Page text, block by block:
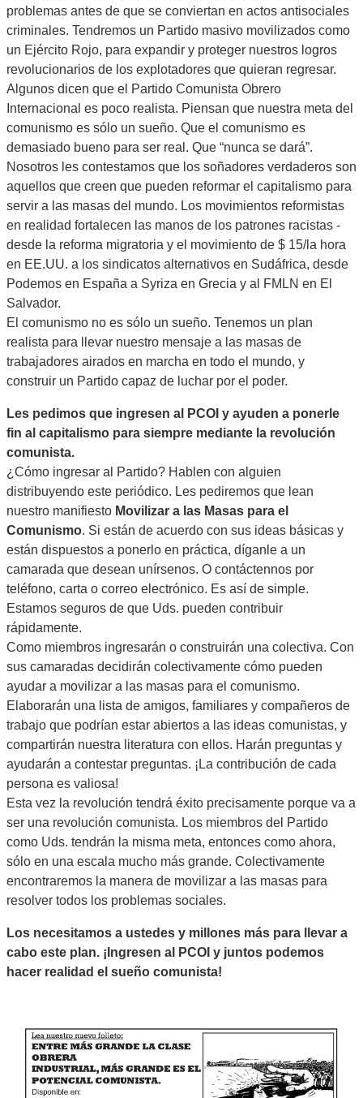
problemas antes de que se conviertan en actos antisociales
criminales. Tendremos un Partido masivo movilizados como
un Ejército Rojo, para expandir y proteger nuestros logros
revolucionarios de los explotadores que quieran regresar.
Algunos dicen que el Partido Comunista Obrero
Internacional es poco realista. Piensan que nuestra meta del
comunismo es sólo un sueño. Que el comunismo es
demasiado bueno para ser real. Que “nunca se dará”.
Nosotros les contestamos que los soñadores verdaderos son
aquellos que creen que pueden reformar el capitalismo para
servir a las masas del mundo. Los movimientos reformistas
en realidad fortalecen las manos de los patrones racistas -
desde la reforma migratoria y el movimiento de $ 15/la hora
en EE.UU. a los sindicatos alternativos en Sudáfrica, desde
Podemos en España a Syriza en Grecia y al FMLN en El
Salvador.
El comunismo no es sólo un sueño. Tenemos un plan
realista para llevar nuestro mensaje a las masas de
trabajadores airados en marcha en todo el mundo, y
construir un Partido capaz de luchar por el poder.
Les pedimos que ingresen al PCOI y ayuden a ponerle
fin al capitalismo para siempre mediante la revolución
comunista.
¿Cómo ingresar al Partido? Hablen con alguien
distribuyendo este periódico. Les pediremos que lean
nuestro manifiesto Movilizar a las Masas para el
Comunismo. Si están de acuerdo con sus ideas básicas y
están dispuestos a ponerlo en práctica, díganle a un
camarada que desean unírsenos. O contáctennos por
teléfono, carta o correo electrónico. Es así de simple.
Estamos seguros de que Uds. pueden contribuir
rápidamente.
Como miembros ingresarán o construirán una colectiva. Con
sus camaradas decidirán colectivamente cómo pueden
ayudar a movilizar a las masas para el comunismo.
Elaborarán una lista de amigos, familiares y compañeros de
trabajo que podrían estar abiertos a las ideas comunistas, y
compartirán nuestra literatura con ellos. Harán preguntas y
ayudarán a contestar preguntas. ¡La contribución de cada
persona es valiosa!
Esta vez la revolución tendrá éxito precisamente porque va a
ser una revolución comunista. Los miembros del Partido
como Uds. tendrán la misma meta, entonces como ahora,
sólo en una escala mucho más grande. Colectivamente
encontraremos la manera de movilizar a las masas para
resolver todos los problemas sociales.
Los necesitamos a ustedes y millones más para llevar a
cabo este plan. ¡Ingresen al PCOI y juntos podemos
hacer realidad el sueño comunista!